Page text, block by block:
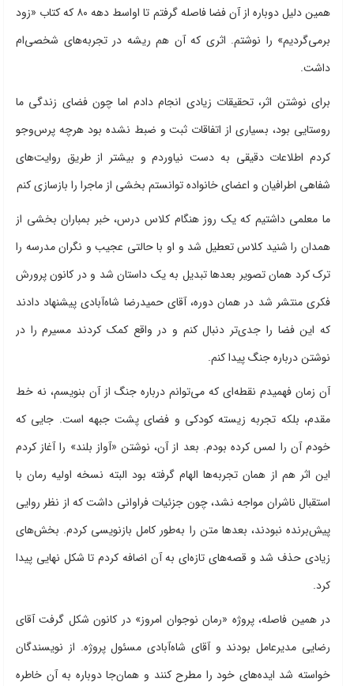
همین دلیل دوباره از آن فضا فاصله گرفتم تا اواسط دهه ۸۰ که کتاب «زود
برمی‌گردیم» را نوشتم. اثری که آن هم ریشه در تجربه‌های شخصی‌ام
داشت.
برای نوشتن اثر، تحقیقات زیادی انجام دادم اما چون فضای زندگی ما
روستایی بود، بسیاری از اتفاقات ثبت و ضبط نشده بود هرچه پرس‌وجو
کردم اطلاعات دقیقی به دست نیاوردم و بیشتر از طریق روایت‌های
شفاهی اطرافیان و اعضای خانواده توانستم بخشی از ماجرا را بازسازی کنم
ما معلمی داشتیم که یک روز هنگام کلاس درس، خبر بمباران بخشی از
همدان را شنید کلاس تعطیل شد و او با حالتی عجیب و نگران مدرسه را
ترک کرد همان تصویر بعدها تبدیل به یک داستان شد و در کانون پرورش
فکری منتشر شد در همان دوره، آقای حمیدرضا شاه‌آبادی پیشنهاد دادند
که این فضا را جدی‌تر دنبال کنم و در واقع کمک کردند مسیرم را در
نوشتن درباره جنگ پیدا کنم.
آن زمان فهمیدم نقطه‌ای که می‌توانم درباره جنگ از آن بنویسم، نه خط
مقدم، بلکه تجربه زیسته کودکی و فضای پشت جبهه است. جایی که
خودم آن را لمس کرده بودم. بعد از آن، نوشتن «آواز بلند» را آغاز کردم
این اثر هم از همان تجربه‌ها الهام گرفته بود البته نسخه اولیه رمان با
استقبال ناشران مواجه نشد، چون جزئیات فراوانی داشت که از نظر روایی
پیش‌برنده نبودند، بعدها متن را به‌طور کامل بازنویسی کردم. بخش‌های
زیادی حذف شد و قصه‌های تازه‌ای به آن اضافه کردم تا شکل نهایی پیدا
کرد.
در همین فاصله، پروژه «رمان نوجوان امروز» در کانون شکل گرفت آقای
رضایی مدیرعامل بودند و آقای شاه‌آبادی مسئول پروژه. از نویسندگان
خواسته شد ایده‌های خود را مطرح کنند و همان‌جا دوباره به آن خاطره